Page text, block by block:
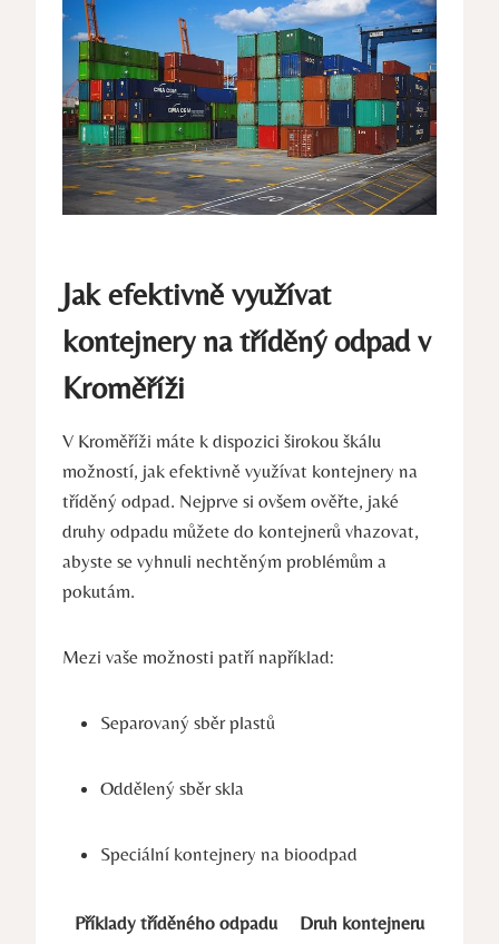
Jak efektivně využívat
kontejnery na tříděný odpad v
Kroměříži
V Kroměříži máte k dispozici širokou škálu
možností, jak efektivně využívat kontejnery na
tříděný odpad. Nejprve si ovšem ověřte, jaké
druhy odpadu můžete do kontejnerů vhazovat,
abyste se vyhnuli nechtěným problémům a
pokutám.
Mezi vaše možnosti patří například:
Separovaný sběr plastů
Oddělený sběr skla
Speciální kontejnery na bioodpad
Příklady tříděného odpadu
Druh kontejneru